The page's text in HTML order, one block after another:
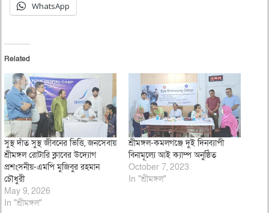
WhatsApp
Related
সুস্থ দাঁত সুস্থ জীবনের ভিত্তি, জনসেবায়
শ্রীমঙ্গল রোটারি ক্লাবের উদ্যোগ
প্রশংসনীয়-এমপি মুজিবুর রহমান
চৌধুরী
May 9, 2026
In "শ্রীমঙ্গল"
শ্রীমঙ্গল-কমলগঞ্জে দুই দিনব্যাপী
বিনামূল্যে আই ক্যাম্প অনুষ্ঠিত
October 7, 2023
In "শ্রীমঙ্গল"